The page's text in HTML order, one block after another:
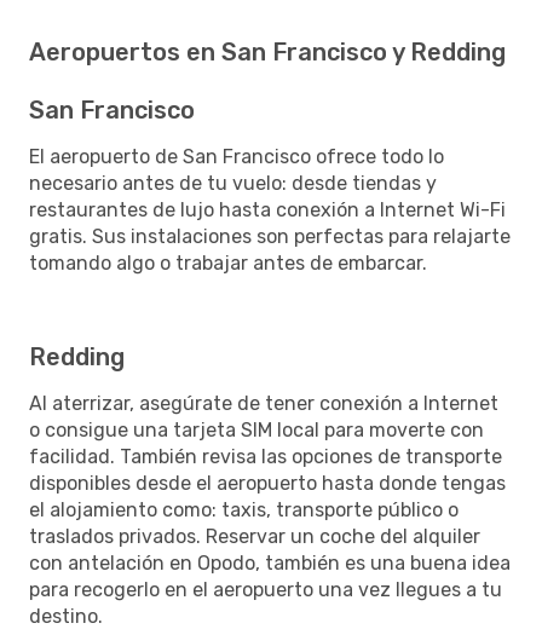
Aeropuertos en San Francisco y Redding
San Francisco
El aeropuerto de San Francisco ofrece todo lo
necesario antes de tu vuelo: desde tiendas y
restaurantes de lujo hasta conexión a Internet Wi-Fi
gratis. Sus instalaciones son perfectas para relajarte
tomando algo o trabajar antes de embarcar.
Redding
Al aterrizar, asegúrate de tener conexión a Internet
o consigue una tarjeta SIM local para moverte con
facilidad. También revisa las opciones de transporte
disponibles desde el aeropuerto hasta donde tengas
el alojamiento como: taxis, transporte público o
traslados privados. Reservar un coche del alquiler
con antelación en Opodo, también es una buena idea
para recogerlo en el aeropuerto una vez llegues a tu
destino.